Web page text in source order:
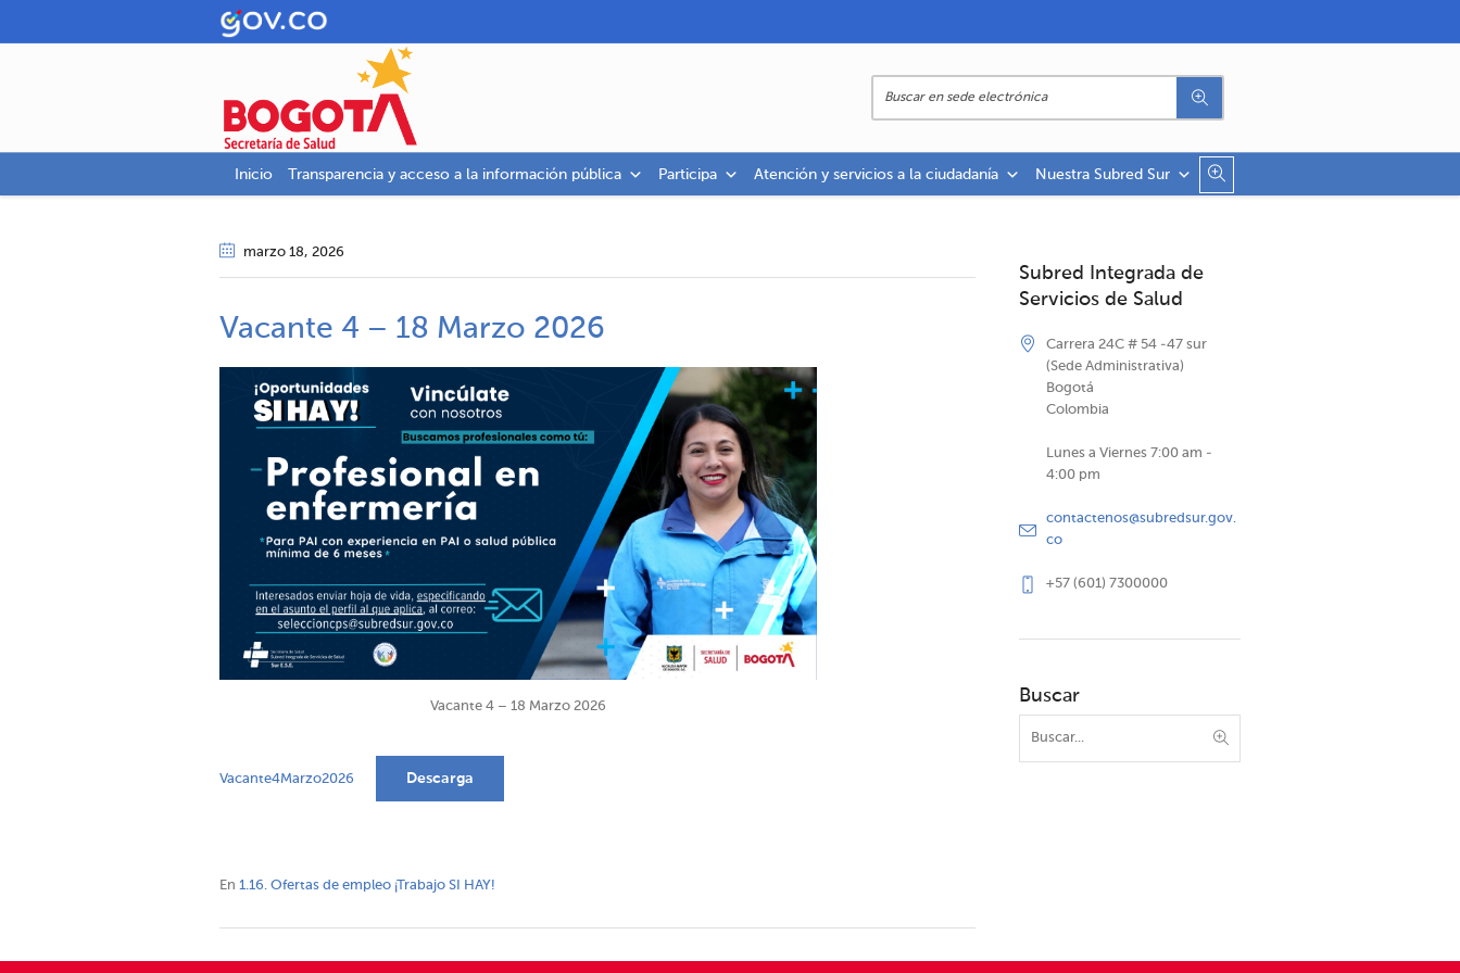
Inicio Transparencia y acceso a la información pública Participa Atención y servicios a la ciudadanía Nuestra Subred Sur
marzo 18, 2026
Vacante 4 – 18 Marzo 2026
Vacante 4 – 18 Marzo 2026
Vacante4Marzo2026 Descarga
En 1.16. Ofertas de empleo ¡Trabajo SI HAY!
Subred Integrada de
Servicios de Salud
Carrera 24C # 54 -47 sur
(Sede Administrativa)
Bogotá
Colombia
Lunes a Viernes 7:00 am -
4:00 pm
contactenos@subredsur.gov.
co
+57 (601) 7300000
Buscar